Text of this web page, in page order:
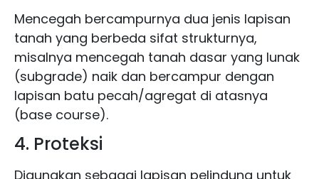
Mencegah bercampurnya dua jenis lapisan
tanah yang berbeda sifat strukturnya,
misalnya mencegah tanah dasar yang lunak
(subgrade) naik dan bercampur dengan
lapisan batu pecah/agregat di atasnya
(base course).
4. Proteksi
Digunakan sebagai lapisan pelindung untuk